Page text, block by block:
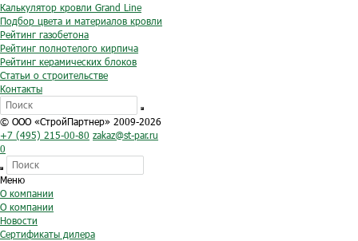
Калькулятор кровли Grand Line
Подбор цвета и материалов кровли
Рейтинг газобетона
Рейтинг полнотелого кирпича
Рейтинг керамических блоков
Статьи о строительстве
Контакты
© ООО «СтройПартнер» 2009-2026
+7 (495) 215-00-80 zakaz@st-par.ru
0
Меню
О компании
О компании
Новости
Сертификаты дилера